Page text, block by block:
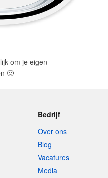
om je eigen
🙂
Bedrijf
Over ons
Blog
Vacatures
Media